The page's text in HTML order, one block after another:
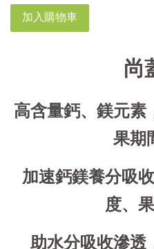
加入購物車
尚
高含量鈣、鎂元素
果期
加速鈣鎂養分吸
度、
助水分吸收滲透